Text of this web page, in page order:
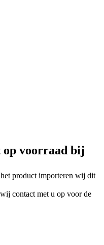
op voorraad bij
product importeren wij dit
contact met u op voor de